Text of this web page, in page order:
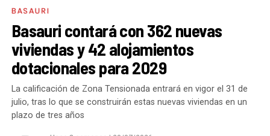
los gobiernos sirve para transformar y mejorar la vida
de las personas y, por eso, tan importante como la
gestión en las áreas de nuestra responsabilidad es la
impronta que marcamos en cuáles son las prioridades
del equipo de gobierno.
En ese sentido, destacaría la construcción de
BASAURI
Basauri contará con 362 nuevas
viviendas y 42 alojamientos
dotacionales para 2029
La calificación de Zona Tensionada entrará en vigor el 31 de
julio, tras lo que se construirán estas nuevas viviendas en un
plazo de tres años